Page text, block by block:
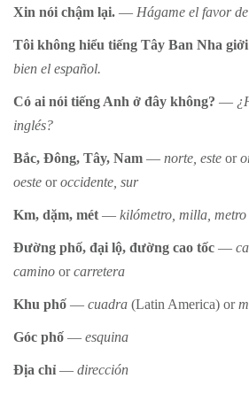
Xin nói chậm lại. — Hágame el favor
Tôi không hiểu tiếng Tây Ban Nha
bien el español.
Có ai nói tiếng Anh ở đây không? —
inglés?
Bắc, Đông, Tây, Nam — norte, este or
oeste oroccidente, sur
Km, dặm, mét — kilómetro, milla, metro
Đường phố, đại lộ, đường cao tốc —
camino orcarretera
Khu phố — cuadra (Latin America) or
Góc phố — esquina
Địa chỉ — dirección